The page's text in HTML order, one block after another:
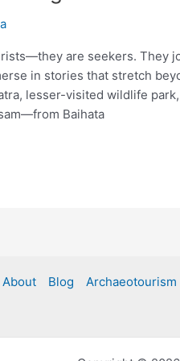
are seekers. They
in stories that stretch
lesser-visited wildlife
Baihata
About Blog Archaeotourism